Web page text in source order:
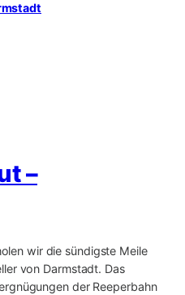
–
wir die sündigste Meile
von Darmstadt. Das
der Reeperbahn